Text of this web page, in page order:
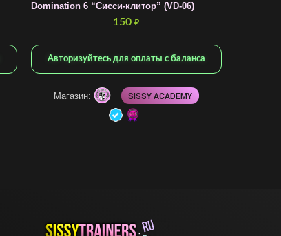
Domination 6 “Сисси-клитор” (VD-06)
150 ₽
Авторизуйтесь для оплаты с баланса
Магазин: SISSY ACADEMY